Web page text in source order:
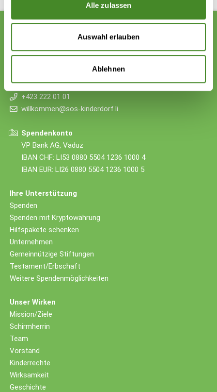
Alle zulassen
Auswahl erlauben
Ablehnen
Liechtenstein
+423 222 01 01
willkommen@sos-kinderdorf.li
Spendenkonto
VP Bank AG, Vaduz
IBAN CHF: LI53 0880 5504 1236 1000 4
IBAN EUR: LI26 0880 5504 1236 1000 5
Ihre Unterstützung
Spenden
Spenden mit Kryptowährung
Hilfspakete schenken
Unternehmen
Gemeinnützige Stiftungen
Testament/Erbschaft
Weitere Spendenmöglichkeiten
Unser Wirken
Mission/Ziele
Schirmherrin
Team
Vorstand
Kinderrechte
Wirksamkeit
Geschichte